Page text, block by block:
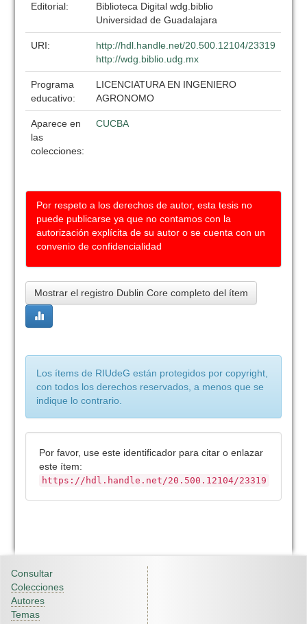
Editorial:
Biblioteca Digital wdg.biblio
Universidad de Guadalajara
URI:
http://hdl.handle.net/20.500.12104/23319
http://wdg.biblio.udg.mx
Programa
educativo:
LICENCIATURA EN INGENIERO
AGRONOMO
Aparece en
las
colecciones:
CUCBA
Por respeto a los derechos de autor, esta tesis no
puede publicarse ya que no contamos con la
autorización explícita de su autor o se cuenta con un
convenio de confidencialidad
Mostrar el registro Dublin Core completo del ítem
Los ítems de RIUdeG están protegidos por copyright,
con todos los derechos reservados, a menos que se
indique lo contrario.
Por favor, use este identificador para citar o enlazar
este ítem:
https://hdl.handle.net/20.500.12104/23319
Consultar
Colecciones
Autores
Temas